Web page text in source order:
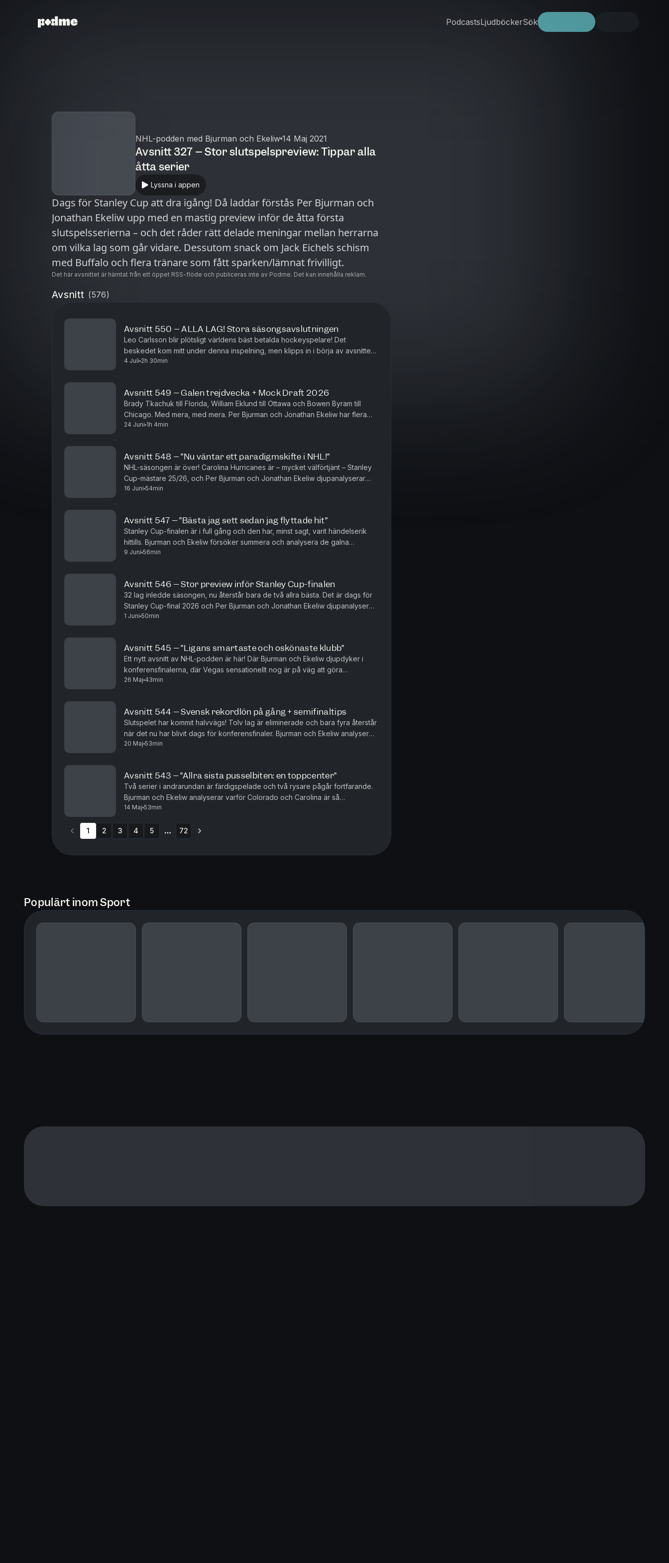
PodcastsLjudböckerSök
NHL-podden med Bjurman och Ekeliw 14 Maj 2021
Avsnitt 327 – Stor slutspelspreview: Tippar alla
åtta serier
Lyssna i appen
Dags för Stanley Cup att dra igång! Då laddar förstås Per Bjurman och
Jonathan Ekeliw upp med en mastig preview inför de åtta första
slutspelsserierna – och det råder rätt delade meningar mellan herrarna
om vilka lag som går vidare. Dessutom snack om Jack Eichels schism
med Buffalo och flera tränare som fått sparken/lämnat frivilligt.
Det här avsnittet är hämtat från ett öppet RSS-flöde och publiceras inte av Podme. Det kan innehålla reklam.
Avsnitt (576)
Avsnitt 550 – ALLA LAG! Stora säsongsavslutningen
Leo Carlsson blir plötsligt världens bäst betalda hockeyspelare! Det
beskedet kom mitt under denna inspelning, men klipps in i börja av avsnittet.
Ni får höra Bjurmans och Ekeliws genuina chock och sp...
4 Juli 2h 30min
Avsnitt 549 – Galen trejdvecka + Mock Draft 2026
Brady Tkachuk till Florida, William Eklund till Ottawa och Bowen Byram till
Chicago. Med mera, med mera. Per Bjurman och Jonathan Ekeliw har flera
stekheta trejder att diskutera från de senaste dagarn...
24 Juni 1h 4min
Avsnitt 548 – ”Nu väntar ett paradigmskifte i NHL!”
NHL-säsongen är över! Carolina Hurricanes är – mycket välförtjänt – Stanley
Cup-mästare 25/26, och Per Bjurman och Jonathan Ekeliw djupanalyserar
anledningarna bakom det. Men Bjurman tror INTE att klu...
16 Juni 54min
Avsnitt 547 – ”Bästa jag sett sedan jag flyttade hit”
Stanley Cup-finalen är i full gång och den har, minst sagt, varit händelserik
hittills. Bjurman och Ekeliw försöker summera och analysera de galna
matcherna mellan Vegas och Carolina – och sia om fort...
9 Juni 56min
Avsnitt 546 – Stor preview inför Stanley Cup-finalen
32 lag inledde säsongen, nu återstår bara de två allra bästa. Det är dags för
Stanley Cup-final 2026 och Per Bjurman och Jonathan Ekeliw djupanalyserar
Carolina och Vegas, lagdel för lagdel, och tippa...
1 Juni 50min
Avsnitt 545 – ”Ligans smartaste och oskönaste klubb”
Ett nytt avsnitt av NHL-podden är här! Där Bjurman och Ekeliw djupdyker i
konferensfinalerna, där Vegas sensationellt nog är på väg att göra
processen kort med grundseriedominanten Colorado. Hur har J...
26 Maj 43min
Avsnitt 544 – Svensk rekordlön på gång + semifinaltips
Slutspelet har kommit halvvägs! Tolv lag är eliminerade och bara fyra återstår
när det nu har blivit dags för konferensfinaler. Bjurman och Ekeliw analyserar
Carolina, Montreal, Colorado och Vegas gru...
20 Maj 53min
Avsnitt 543 – ”Allra sista pusselbiten: en toppcenter”
Två serier i andrarundan är färdigspelade och två rysare pågår fortfarande.
Bjurman och Ekeliw analyserar varför Colorado och Carolina är så
överlägsna hittills i slutspelet – och vad utslagna Minneso...
14 Maj 53min
1 2 3 4 5 72
Populärt inom Sport